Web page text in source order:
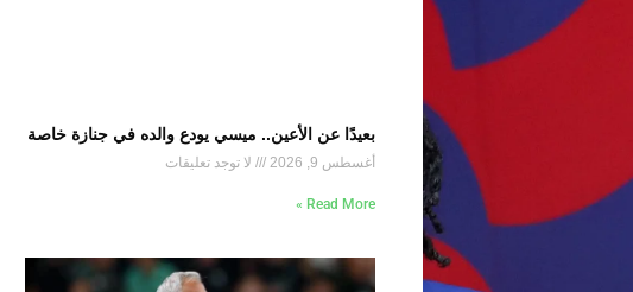
بعيدًا عن الأعين.. ميسي يودع والده في جنازة خاصة
أغسطس 9, 2026 لا توجد تعليقات
Read More »